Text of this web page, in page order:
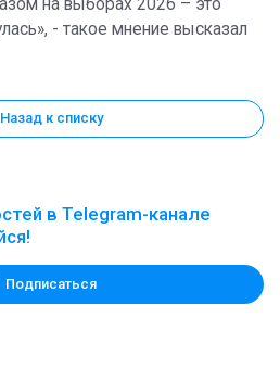
на выборах 2026 – это
- такое мнение высказал
Назад к списку
в Telegram-канале
Подписаться